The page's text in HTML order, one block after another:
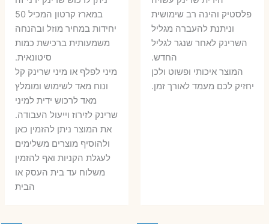
פלסטיק והינה רב שימושית
וניתנת להעברה מגליל
השרינק לאחר שנגר לגליל
החדש.
המוצר איכותי ופשוט ולכן
יחזיק לכם מעמד לאורך זמן.
במארז קרטון המכיל 50
יחידות במחיר מוזל ובהנחה
משמעותית ברכישת כמות
סיטונאית.
מיני לפלף או מיני שרינק קל
ונוח מאד לשימוש ומומלץ
מאד לרכוש ידית למיני
שרינק לזירוז וייעול העבודה.
את המוצר ניתן להזמין כאן
ולהוסיף מוצרים משלימים
לעגלת הקניות ואף להזמין
משלוח עד בית העסק או
הבית